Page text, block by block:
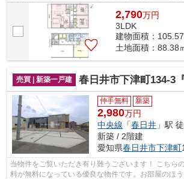
せて頂きますのでお気軽にお問合せ下...
2,790万円
3LDK
建物面積：
土地面積：88.38
売買 | 新築一戸建 春日井市下津町134-3『仲介料無
仲手無料 新築
2,980万円
中央線 「春日井 」駅
新築 / 2階建
愛知県春日井市下津町
当物件をご覧いただき有り難うございます！ こちら
料が無料になっている優良な物件です。お部屋のほう